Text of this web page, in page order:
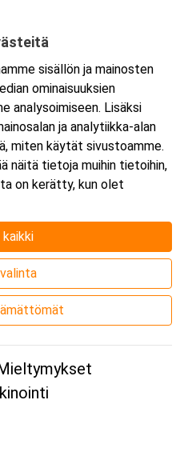
Valimotie 21 / 00380 Helsinki
sisällön ja mainosten
ominaisuuksien
analysoimiseen. Lisäksi
ja analytiikka-alan
miten käytät sivustoamme.
näitä tietoja muihin tietoihin,
on kerätty, kun olet
kaikki